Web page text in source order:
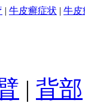
| 牛皮癣症状 | 牛皮
| 背部